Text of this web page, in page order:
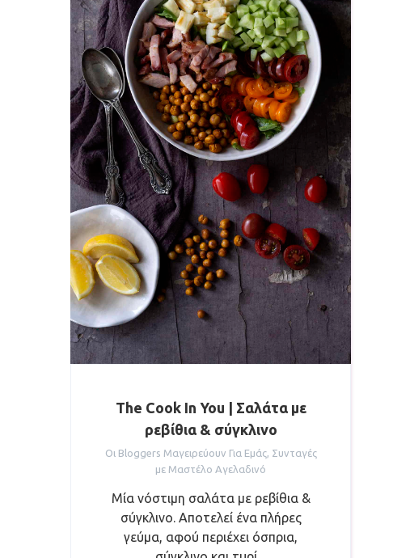
The Cook In You | Σαλάτα με
ρεβίθια & σύγκλινο
Οι Bloggers Μαγειρεύουν Για Εμάς, Συνταγές
με Μαστέλο Αγελαδινό
Μία νόστιμη σαλάτα με ρεβίθια &
σύγκλινο. Αποτελεί ένα πλήρες
γεύμα, αφού περιέχει όσπρια,